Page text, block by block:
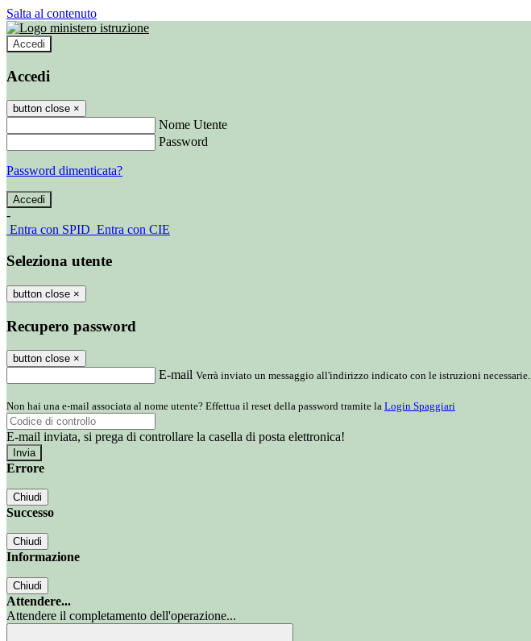
Salta al contenuto
Accedi
Accedi
button close ×
Nome Utente
Password
Password dimenticata?
-
Entra con SPID Entra con CIE
Seleziona utente
button close ×
Recupero password
button close ×
E-mail Verrà inviato un messaggio all'indirizzo indicato con le istruzioni necessarie.
Non hai una e-mail associata al nome utente? Effettua il reset della password tramite la Login Spaggiari
E-mail inviata, si prega di controllare la casella di posta elettronica!
Errore
Chiudi
Successo
Chiudi
Informazione
Chiudi
Attendere...
Attendere il completamento dell'operazione...